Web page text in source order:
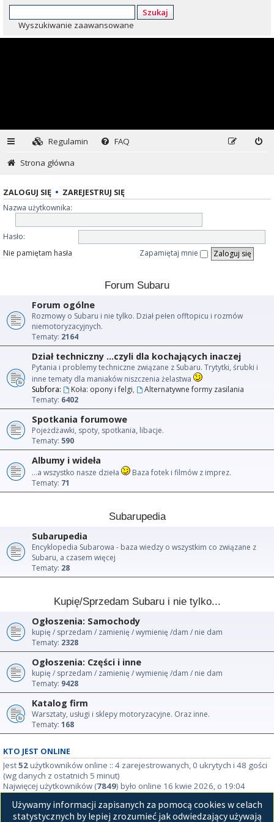
Szukaj
Wyszukiwanie zaawansowane
Regulamin
FAQ
Strona główna
ZALOGUJ SIĘ • ZAREJESTRUJ SIĘ
Nazwa użytkownika:
Hasło:
Nie pamiętam hasła
Zapamiętaj mnie
Forum Subaru
Forum ogólne
Rozmowy o Subaru i nie tylko. Dział pełen offtopicu i rozmów
niemotoryzacyjnych.
Tematy: 2164
Dział techniczny ...czyli dla kochających inaczej
Pytania i problemy techniczne związane z Subaru. Trytytki, śrubki i
inne tematy dla maniaków niszczenia żelastwa
Subfora:
Koła: opony i felgi,
Alternatywne formy zasilania
Tematy: 6402
Spotkania forumowe
Pojeżdżawki, spoty, spotkania, libacje.
Tematy: 590
Albumy i wideła
...a wszystko nasze dzieła
Baza fotek i filmów z imprez.
Tematy: 71
Subarupedia
Subarupedia
Encyklopedia Subarowa - baza wiedzy o wszystkim co związane z
Subaru, a czasem więcej
Tematy: 28
Kupię/Sprzedam Subaru i nie tylko...
Ogłoszenia: Samochody
kupię / sprzedam / zamienię / wymienię /dam / nie dam
Tematy: 2328
Ogłoszenia: Części i inne
kupię / sprzedam / zamienię / wymienię /dam / nie dam
Tematy: 9428
Katalog firm
Warsztaty, usługi i sklepy motoryzacyjne. Oraz inne.
Tematy: 168
KTO JEST ONLINE
Jest52użytkowników online :: 4 zarejestrowanych, 0 ukrytych i 48 gości
(wg danych z ostatnich 5 minut)
Najwięcej użytkowników (7849) było online 16 kwie 2026, o 19:04
STATYSTYKI
Używamy informacji zapisanych za pomocą cookies w celach
statystycznych by lepiej zrozumieć jak odwiedzający używają